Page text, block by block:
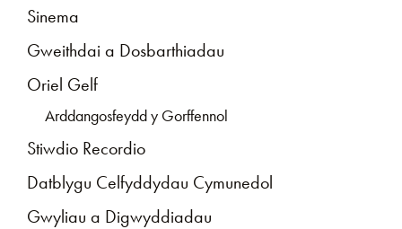
Sinema
Gweithdai a Dosbarthiadau
Oriel Gelf
Arddangosfeydd y Gorffennol
Stiwdio Recordio
Datblygu Celfyddydau Cymunedol
Gwyliau a Digwyddiadau